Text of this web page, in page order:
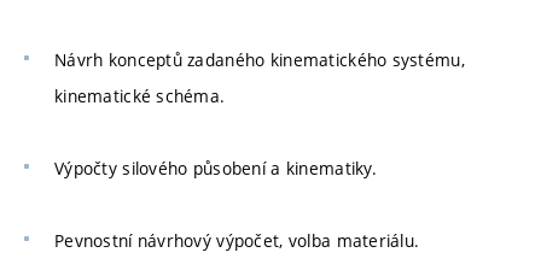
Návrh konceptů zadaného kinematického systému,
kinematické schéma.
Výpočty silového působení a kinematiky.
Pevnostní návrhový výpočet, volba materiálu.